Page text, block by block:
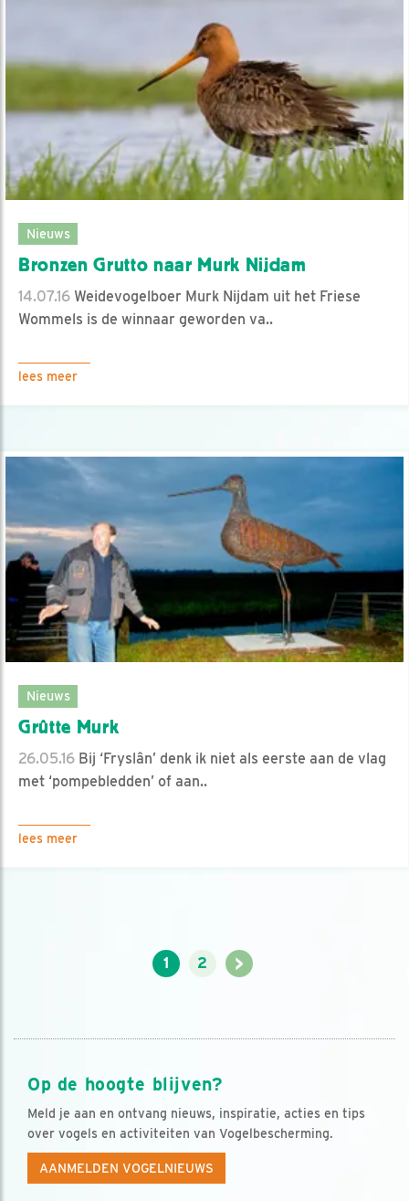
Nieuws
Bronzen Grutto naar Murk Nijdam
14.07.16 Weidevogelboer Murk Nijdam uit het Friese
Wommels is de winnaar geworden va..
lees meer
Nieuws
Grûtte Murk
26.05.16 Bij ‘Fryslân’ denk ik niet als eerste aan de vlag
met ‘pompebledden’ of aan..
lees meer
1 2 >
Op de hoogte blijven?
Meld je aan en ontvang nieuws, inspiratie, acties en tips
over vogels en activiteiten van Vogelbescherming.
AANMELDEN VOGELNIEUWS